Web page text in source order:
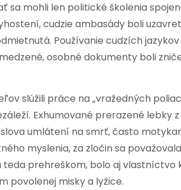
sa mohli len politické školenia
cudzie ambasády boli
Používanie cudzích
osobné dokumenty boli
slúžili práce na „vražedných
Exhumované prerazené lebky
umlátení na smrť, často
myslenia, za zločin sa
prehreškom, bolo aj vlastníctvo
povolenej misky a lyžice.